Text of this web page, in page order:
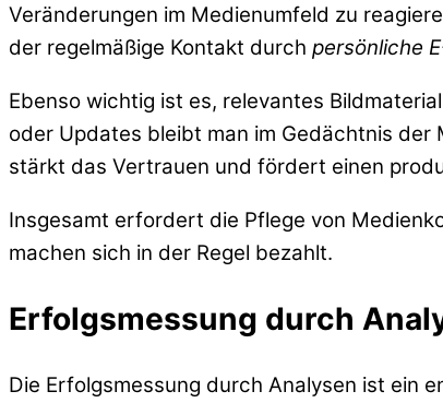
Veränderungen im Medienumfeld zu
der regelmäßige Kontakt durch persönliche
Ebenso wichtig ist es, relevantes
oder Updates bleibt man im Gedächtnis
stärkt das Vertrauen und fördert einen
Insgesamt erfordert die Pflege von
machen sich in der Regel bezahlt.
Erfolgsmessung durch
Die Erfolgsmessung durch Analysen ist ein